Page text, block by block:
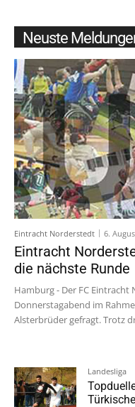
Neuste
Eintracht Norderstedt 6.
Eintracht
die nächste Runde
Hamburg - Der FC
Donnerstagabend im
Alsterbrüder gefragt. Trotz
Landesliga